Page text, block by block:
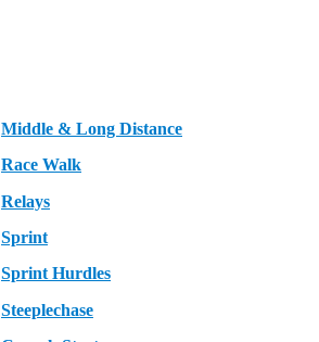
Middle & Long Distance
Race Walk
Relays
Sprint
Sprint Hurdles
Steeplechase